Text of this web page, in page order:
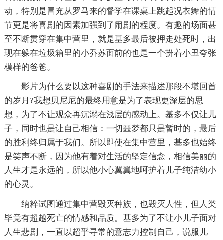
动，特别是冒充从罗马来的督学在课桌上跳起况衣舞的情
节更是将喜剧的因素加强到了闹剧的程度。有趣的场面甚
至不断贯穿在集中营里，就是基多最后被押走处死时，出
现在躲在垃圾箱里的小乔苏面前的也是一个扮着小丑夸张
模样的爸爸。
影片为什么要以这种喜剧的手法来描述那段不堪回首
的岁月?我想贝尼尼的最终用意是为了表现更深层的思
想，为了不让观众再沉溺在浅层的感动上。基多不仅让儿
子，同时也是让自己相信：一切噩梦都只是暂时的，最后
的胜利终归属于我们。所以即使在集中营里，基多也始终
是笑声不断，因为他有着对生活的坚定信念，相信美丽的
人生才是永远的，所以他小心翼翼地呵护着儿子纯洁幼小
的心灵。
纳粹试图通过集中营毁灭种族，也毁灭人性，但人类
毕竟有超越死亡的情感和品质。基多为了不让小儿子面对
人生悲剧，一直以超乎寻常的意志力控制自己，说服儿